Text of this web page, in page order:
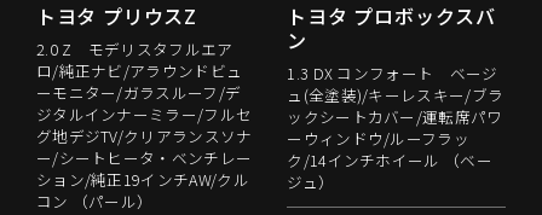
トヨタ プリウスZ
2.0 Z モデリスタフルエア
ロ/純正ナビ/アラウンドビュ
ーモニター/ガラスルーフ/デ
ジタルインナーミラー/フルセ
グ地デジTV/クリアランスソナ
ー/シートヒータ・ベンチレー
ション/純正19インチAW/クル
コン （パール）
トヨタ プロボックスバ
ン
1.3 DX コンフォート ベージ
ュ(全塗装)/キーレスキー/ブラ
ックシートカバー/運転席パワ
ーウィンドウ/ルーフラッ
ク/14インチホイール （ベー
ジュ）